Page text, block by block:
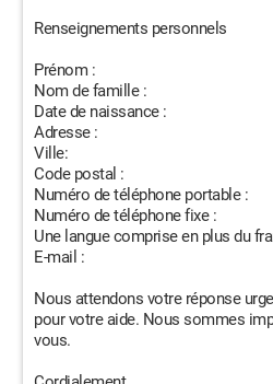
Renseignements personnels
Prénom :
Nom de famille :
Date de naissance :
Adresse :
Ville:
Code postal :
Numéro de téléphone portable :
Numéro de téléphone fixe :
Une langue comprise en plus du
E-mail :
Nous attendons votre réponse
pour votre aide. Nous sommes
vous.